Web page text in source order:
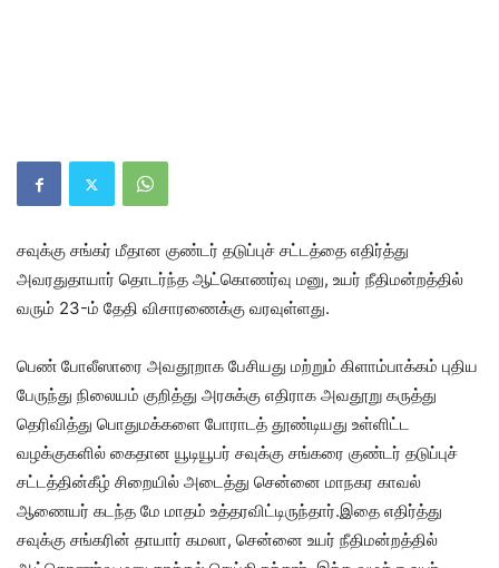
சவுக்கு சங்கர் மீதான குண்டர் தடுப்புச் சட்டத்தை எதிர்த்து
அவரதுதாயார் தொடர்ந்த ஆட்கொணர்வு மனு, உயர் நீதிமன்றத்தில்
வரும் 23-ம் தேதி விசாரணைக்கு வரவுள்ளது.
பெண் போலீஸாரை அவதூறாக பேசியது மற்றும் கிளாம்பாக்கம் புதிய
பேருந்து நிலையம் குறித்து அரசுக்கு எதிராக அவதூறு கருத்து
தெரிவித்து பொதுமக்களை போராடத் தூண்டியது உள்ளிட்ட
வழக்குகளில் கைதான யூடியூபர் சவுக்கு சங்கரை குண்டர் தடுப்புச்
சட்டத்தின்கீழ் சிறையில் அடைத்து சென்னை மாநகர காவல்
ஆணையர் கடந்த மே மாதம் உத்தரவிட்டிருந்தார்.இதை எதிர்த்து
சவுக்கு சங்கரின் தாயார் கமலா, சென்னை உயர் நீதிமன்றத்தில்